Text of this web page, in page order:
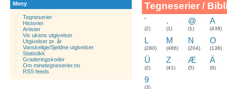
Meny
Tegneserier
Historier.
Artister
Vis ukens utgivelser
Utgivelser pr. år
Vanskelige/Sjeldne utgivelser
Statistikk
Graderingskoder
Om minetegneserier.no
RSS feeds
Tegneserier /
'
(2)
.
(1)
@
(1)
A
(438)
L
(280)
M
(486)
N
(204)
O
(138)
Ü
(2)
Z
(41)
Æ
(5)
Ä
(6)
9
(3)